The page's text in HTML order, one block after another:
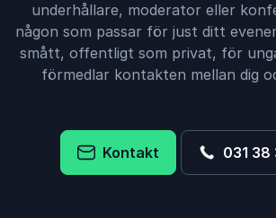
underhållare, moderator eller
någon som passar för just ditt
smått, offentligt som privat, för
förmedlar kontakten mellan dig
Kontakt 031 38